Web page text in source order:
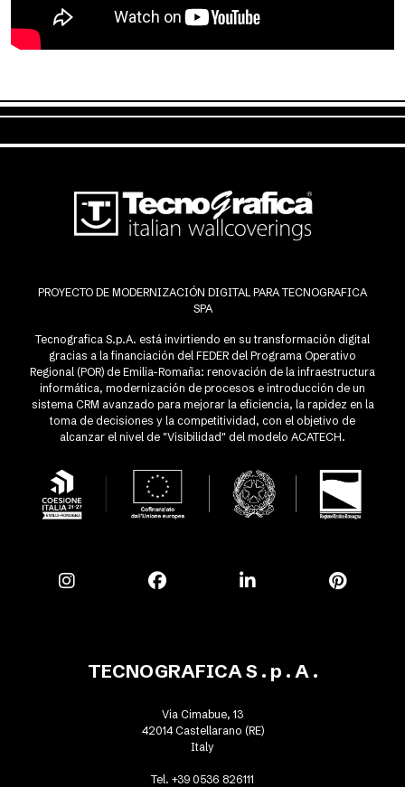
PROYECTO DE MODERNIZACIÓN DIGITAL PARA TECNOGRAFICA
SPA
Tecnografica S.p.A. está invirtiendo en su transformación digital
gracias a la financiación del FEDER del Programa Operativo
Regional (POR) de Emilia-Romaña: renovación de la infraestructura
informática, modernización de procesos e introducción de un
sistema CRM avanzado para mejorar la eficiencia, la rapidez en la
toma de decisiones y la competitividad, con el objetivo de
alcanzar el nivel de "Visibilidad" del modelo ACATECH.
TECNOGRAFICA S . p . A .
Via Cimabue, 13
42014 Castellarano (RE)
Italy
Tel. +39 0536 826111